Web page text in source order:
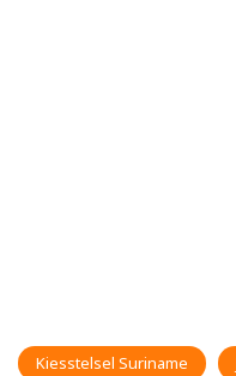
Kiesstelsel Suriname